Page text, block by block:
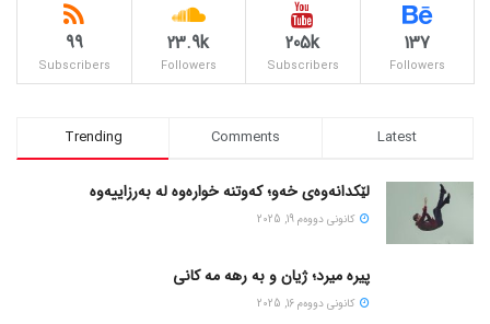
137
Followers
205k
Subscribers
23.9k
Followers
99
Subscribers
Trending Comments Latest
لێکدانەوەی خەو؛ کەوتنە خوارەوە لە بەرزاییەوە
كانونی دووه‌م 19, 2025
پیره میرد؛ ژیان و به رهه مه کانی
كانونی دووه‌م 16, 2025